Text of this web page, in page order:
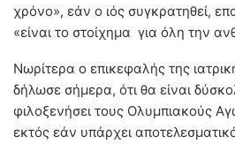
χρόνο», εάν ο ιός συγκρατηθεί,
«είναι το στοίχημα για όλη την
Νωρίτερα ο επικεφαλής της
δήλωσε σήμερα, ότι θα είναι
φιλοξενήσει τους Ολυμπιακούς
εκτός εάν υπάρχει